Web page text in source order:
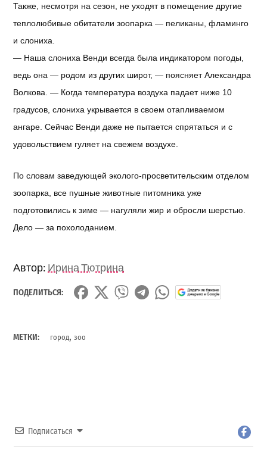
Также, несмотря на сезон, не уходят в помещение другие
теплолюбивые обитатели зоопарка — пеликаны, фламинго
и слониха.
— Наша слониха Венди всегда была индикатором погоды,
ведь она — родом из других широт, — поясняет Александра
Волкова. — Когда температура воздуха падает ниже 10
градусов, слониха укрывается в своем отапливаемом
ангаре. Сейчас Венди даже не пытается спрятаться и с
удовольствием гуляет на свежем воздухе.
По словам заведующей эколого-просветительским отделом
зоопарка, все пушные животные питомника уже
подготовились к зиме — нагуляли жир и обросли шерстью.
Дело — за похолоданием.
Автор: Ирина Тютрина
ПОДЕЛИТЬСЯ:
МЕТКИ: город,зоо
Подписаться